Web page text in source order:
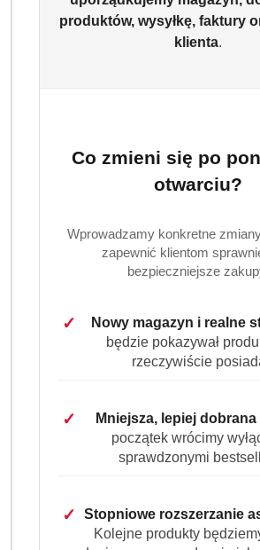
produktów, wysyłkę, faktury
klienta.
Co zmieni się po
otwarciu?
Wprowadzamy konkretne
zapewnić klientom
bezpieczniejsze
✓ Nowy magazyn i realne
będzie pokazywał
rzeczywiście
✓ Mniejsza, lepiej dobrana
początek wrócimy
sprawdzonymi
✓
Stopniowe rozszerzanie
Kolejne produkty